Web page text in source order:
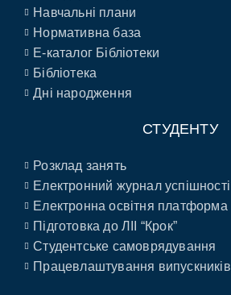
Навчальні плани
Нормативна база
E-каталог Бібліотеки
Бібліотека
Дні народження
СТУДЕНТУ
Розклад занять
Електронний журнал успішності
Електронна освітня платформа
Підготовка до ЛІІ “Крок”
Студентське самоврядування
Працевлаштування випускників